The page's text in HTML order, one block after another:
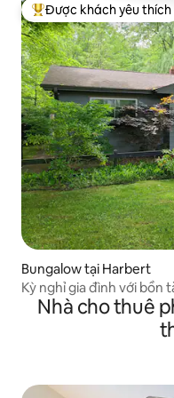
Được khách yêu thích
Được khách yêu thích
Bungalow tại Harbert
Kỳ nghỉ gia đình với bồn
Nhà cho thuê